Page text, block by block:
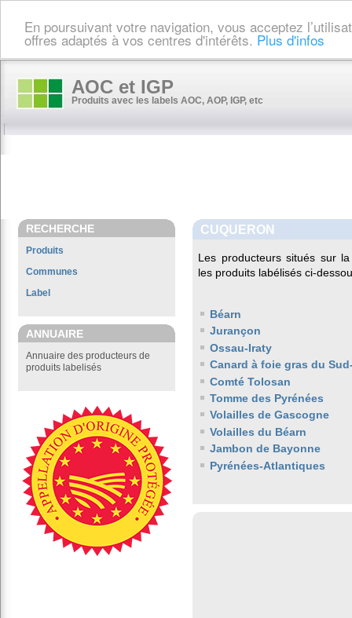
En poursuivant votre navigation, vous acceptez
offres adaptés à vos centres d'intérêts. Plus d'infos
AOC et IGP
Produits avec les labels AOC, AOP, IGP, etc
RECHERCHE
Produits
Communes
Label
ANNUAIRE
Annuaire des producteurs de
produits labelisés
CUQUERON
Les producteurs situés sur
les produits labélisés ci-
Béarn
Jurançon
Ossau-Iraty
Canard à foie gras du
Comté Tolosan
Tomme des Pyrénées
Volailles de Gascogne
Volailles du Béarn
Jambon de Bayonne
Pyrénées-Atlantiques